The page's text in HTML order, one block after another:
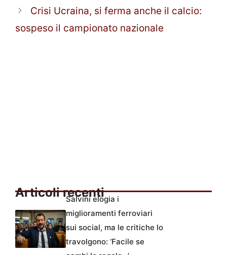
Crisi Ucraina, si ferma anche il calcio:
sospeso il campionato nazionale
Articoli recenti
Salvini elogia i
miglioramenti ferroviari
sui social, ma le critiche lo
travolgono: ‘Facile se